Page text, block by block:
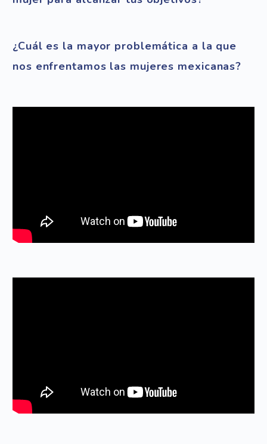
¿Cuál es la mayor problemática a la que
nos enfrentamos las mujeres mexicanas?